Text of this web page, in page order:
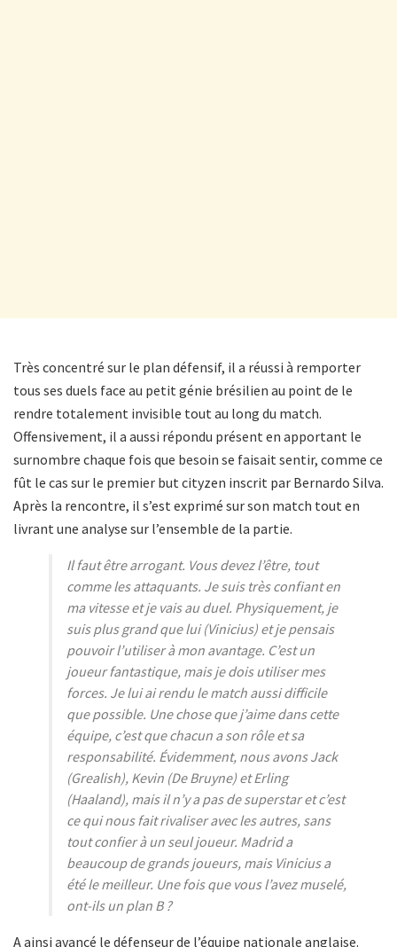
Très concentré sur le plan défensif, il a réussi à remporter
tous ses duels face au petit génie brésilien au point de le
rendre totalement invisible tout au long du match.
Offensivement, il a aussi répondu présent en apportant le
surnombre chaque fois que besoin se faisait sentir, comme ce
fût le cas sur le premier but cityzen inscrit par Bernardo Silva.
Après la rencontre, il s’est exprimé sur son match tout en
livrant une analyse sur l’ensemble de la partie.
Il faut être arrogant. Vous devez l’être, tout
comme les attaquants. Je suis très confiant en
ma vitesse et je vais au duel. Physiquement, je
suis plus grand que lui (Vinicius) et je pensais
pouvoir l’utiliser à mon avantage. C’est un
joueur fantastique, mais je dois utiliser mes
forces. Je lui ai rendu le match aussi difficile
que possible. Une chose que j’aime dans cette
équipe, c’est que chacun a son rôle et sa
responsabilité. Évidemment, nous avons Jack
(Grealish), Kevin (De Bruyne) et Erling
(Haaland), mais il n’y a pas de superstar et c’est
ce qui nous fait rivaliser avec les autres, sans
tout confier à un seul joueur. Madrid a
beaucoup de grands joueurs, mais Vinicius a
été le meilleur. Une fois que vous l’avez muselé,
ont-ils un plan B ?
A ainsi avancé le défenseur de l’équipe nationale anglaise.